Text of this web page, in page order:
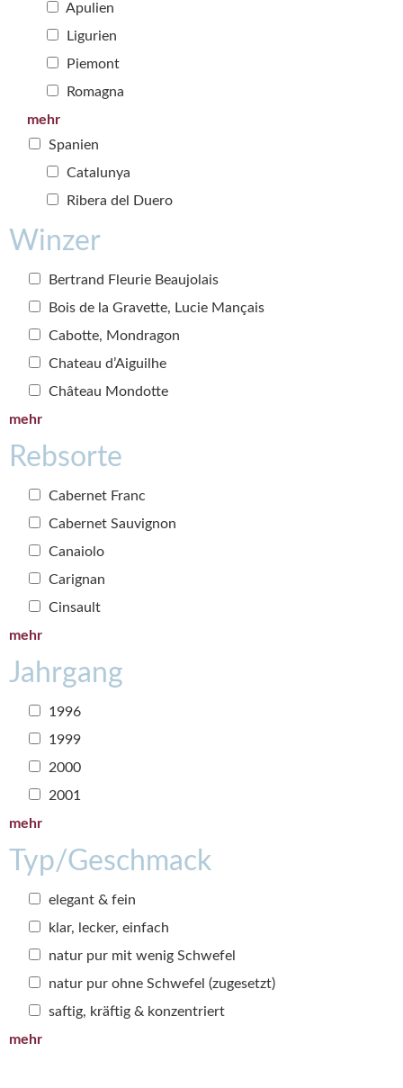
Apulien
Ligurien
Piemont
Romagna
mehr
Spanien
Catalunya
Ribera del Duero
Winzer
Bertrand Fleurie Beaujolais
Bois de la Gravette, Lucie Mançais
Cabotte, Mondragon
Chateau d’Aiguilhe
Château Mondotte
mehr
Rebsorte
Cabernet Franc
Cabernet Sauvignon
Canaiolo
Carignan
Cinsault
mehr
Jahrgang
1996
1999
2000
2001
mehr
Typ/Geschmack
elegant & fein
klar, lecker, einfach
natur pur mit wenig Schwefel
natur pur ohne Schwefel (zugesetzt)
saftig, kräftig & konzentriert
mehr